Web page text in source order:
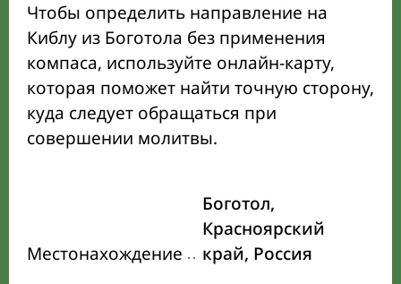
Чтобы определить направление на
Киблу из Боготола без применения
компаса, используйте онлайн-карту,
которая поможет найти точную сторону,
куда следует обращаться при
совершении молитвы.
Местонахождение
Боготол,
Красноярский
край, Россия